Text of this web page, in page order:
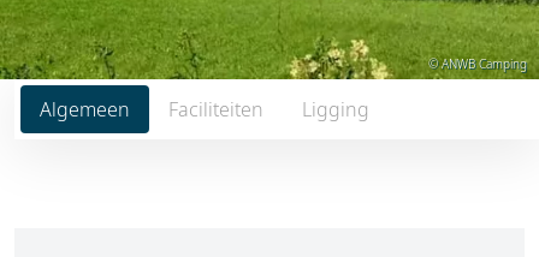
Algemeen Faciliteiten Ligging
© ANWB Camping